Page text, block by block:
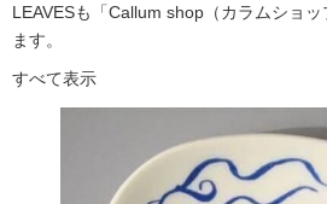
LEAVESも「Callum shop（カラムショ
ます。
すべて表示